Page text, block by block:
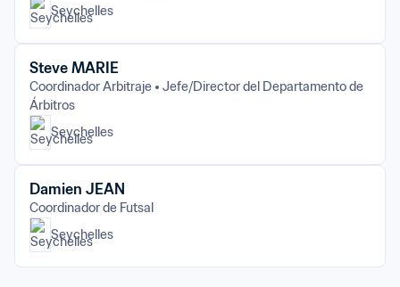
Seychelles
Steve MARIE
Coordinador Arbitraje
Jefe/Director del Departamento de
Árbitros
Seychelles
Damien JEAN
Coordinador de Futsal
Seychelles